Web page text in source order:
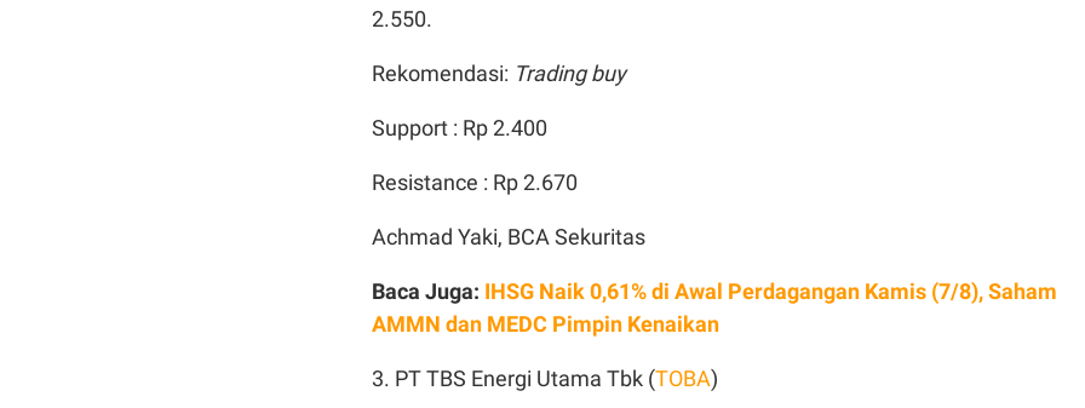
2.550.
Rekomendasi: Trading buy
Support : Rp 2.400
Resistance : Rp 2.670
Achmad Yaki, BCA Sekuritas
Baca Juga: IHSG Naik 0,61% di Awal Perdagangan Kamis (7/8), Saham
AMMN dan MEDC Pimpin Kenaikan
3. PT TBS Energi Utama Tbk (TOBA)